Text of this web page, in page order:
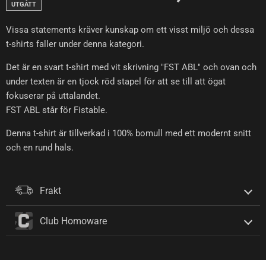
UTGÅTT
Vissa statements kräver kunskap om ett visst miljö och dessa
t-shirts faller under denna kategori.
Det är en svart t-shirt med vit skrivning "FST ABL" och ovan och
under texten är en tjock röd stapel för att se till att ögat
fokuserar på uttalandet.
FST ABL står för Fistable.
Denna t-shirt är tillverkad i 100% bomull med ett modernt snitt
och en rund hals.
Frakt
Club Homoware